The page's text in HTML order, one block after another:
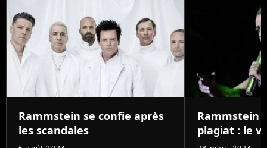
Rammstein se confie après
les scandales
Rammstein
plagiat : le